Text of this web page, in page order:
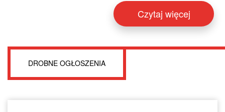
Czytaj więcej
DROBNE OGŁOSZENIA